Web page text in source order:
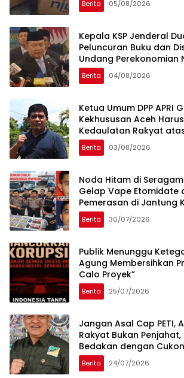
45
Berita 05/08/2026
Kepala KSP Jenderal
Peluncuran Buku dan
Undang Perekonomian
Berita 04/08/2026
Ketua Umum DPP APRI
Kekhususan Aceh
Kedaulatan Rakyat
Alam
Berita 03/08/2026
Noda Hitam di
Gelap Vape Etomidate
Pemerasan di Jantung
Berita 30/07/2026
Publik Menunggu
Agung Membersihkan
Calo Proyek”
Berita 25/07/2026
Jangan Asal Cap PETI,
Rakyat Bukan
Bedakan dengan
Berita 24/07/2026